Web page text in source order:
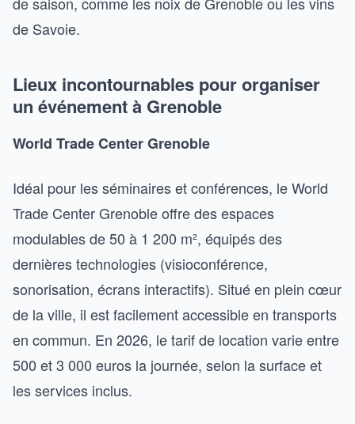
de Savoie.
Lieux incontournables pour organiser
un événement à Grenoble
World Trade Center Grenoble
Idéal pour les séminaires et conférences, le World
Trade Center Grenoble offre des espaces
modulables de 50 à 1 200 m², équipés des
dernières technologies (visioconférence,
sonorisation, écrans interactifs). Situé en plein cœur
de la ville, il est facilement accessible en transports
en commun. En 2026, le tarif de location varie entre
500 et 3 000 euros la journée, selon la surface et
les services inclus.